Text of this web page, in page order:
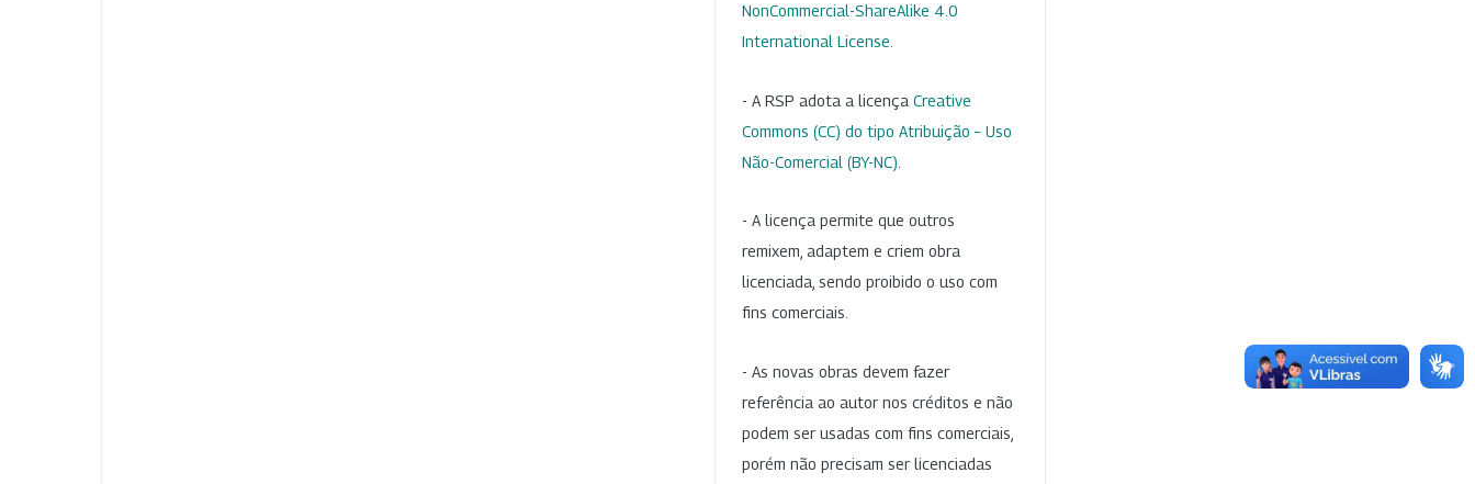
NonCommercial-ShareAlike 4.0
International License
- A RSP adota a licença Creative
Commons (CC) do tipo Atribuição – Uso
Não-Comercial (BY-NC)
- A licença permite que outros
remixem, adaptem e criem obra
licenciada, sendo proibido o uso com
fins comerciais.
- As novas obras devem fazer
referência ao autor nos créditos e não
podem ser usadas com fins comerciais,
porém não precisam ser licenciadas